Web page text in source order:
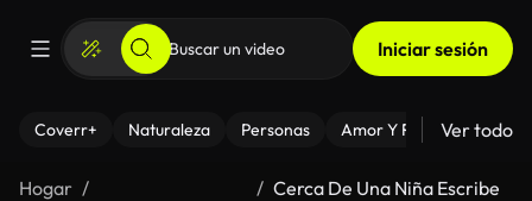
Iniciar sesión
Coverr+ Naturaleza Personas Amor Y Relaciones
Ver todo
Hogar
Cerca De Una Niña Escribe